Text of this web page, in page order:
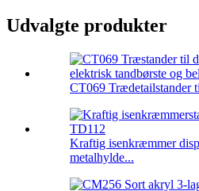
Udvalgte produkter
CT069 Trædetailstander
Kraftig isenkræmmer
metalhylde...